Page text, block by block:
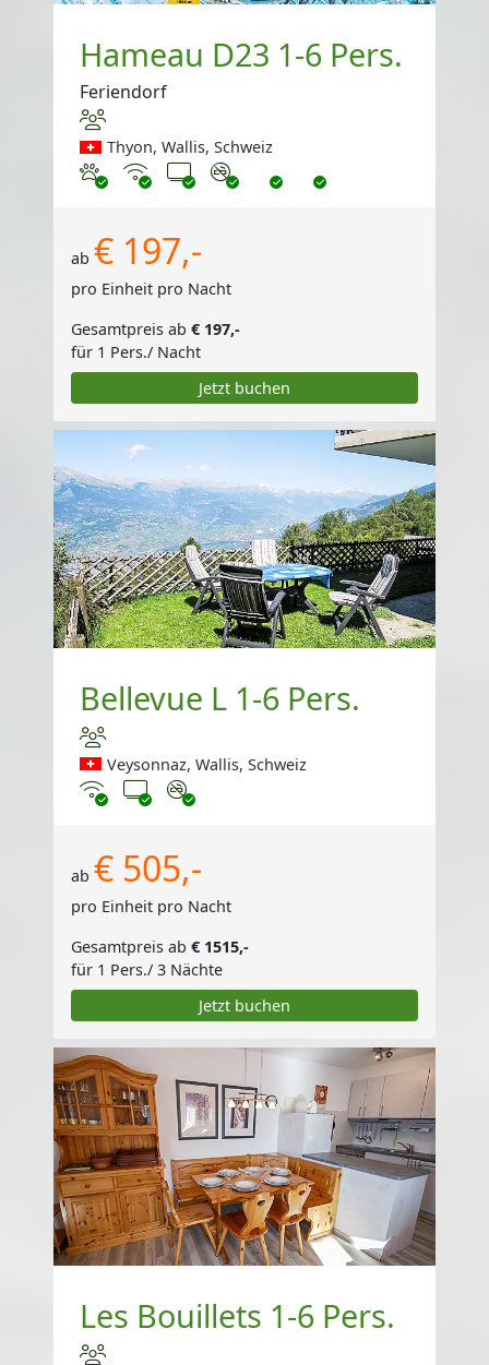
Hameau D23 1-6 Pers.
Feriendorf
Thyon, Wallis, Schweiz
Haustiere erlaubt
Internet
TV Nichtraucher
ab € 197,-
pro Einheit pro Nacht
Gesamtpreis ab € 197,-
für 1 Pers./ Nacht
Jetzt buchen
Bellevue L 1-6 Pers.
Veysonnaz, Wallis, Schweiz
Internet
TV Nichtraucher
ab € 505,-
pro Einheit pro Nacht
Gesamtpreis ab € 1515,-
für 1 Pers./ 3 Nächte
Jetzt buchen
Les Bouillets 1-6 Pers.